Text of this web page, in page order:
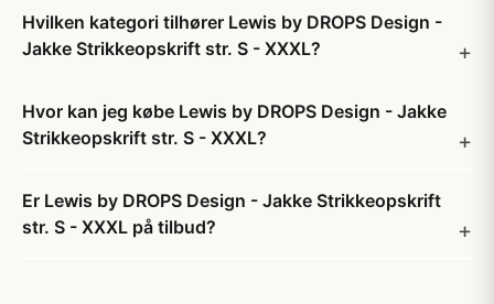
Hvilken kategori tilhører Lewis by DROPS Design -
Jakke Strikkeopskrift str. S - XXXL?
Hvor kan jeg købe Lewis by DROPS Design - Jakke
Strikkeopskrift str. S - XXXL?
Er Lewis by DROPS Design - Jakke Strikkeopskrift
str. S - XXXL på tilbud?